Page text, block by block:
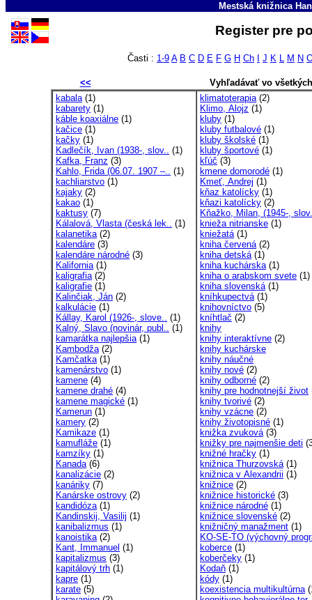
Mestská knižnica
Register pre
Časti : 1-9 A B C D E F G H Ch J K L M N
<<
Vyhľadávať vo
kabala(1)
kabarety (1)
káble koaxiálne (1)
kačice (1)
kačky (1)
Kadlečík, Ivan (1938-, slov.. (1)
Kafka, Franz (3)
Kahlo, Frida (06.07. 1907 –.. (1)
kachliarstvo (1)
kajaky (2)
kakao (1)
kaktusy (7)
Kálalová, Vlasta (česká lek.. (1)
kalanetika(2)
kalendáre (3)
kalendáre národné (3)
Kalifornia(1)
kaligrafia(2)
kaligrafie (1)
Kalinčiak, Ján (2)
kalkulácie (1)
Kállay, Karol (1926-, slove.. (1)
Kalný, Slavo (novinár, publ.. (1)
kamarátka najlepšia(1)
Kambodža(2)
Kamčatka(1)
kamenárstvo (1)
kamene (4)
kamene drahé (4)
kamene magické (1)
Kamerun (1)
kamery (2)
Kamikaze (1)
kamufláže (1)
kamzíky (1)
Kanada(6)
kanalizácie (2)
kanáriky (7)
Kanárske ostrovy (2)
kandidóza(1)
Kandinskij, Vasilij (1)
kanibalizmus (1)
kanoistika(2)
Kant, Immanuel (1)
kapitalizmus (3)
kapitálový trh (1)
kapre (1)
karate (5)
klimatoterapia(2)
Klimo, Alojz (1)
kluby (1)
kluby futbalové (1)
kluby školské (1)
kluby športové (1)
kľúč (3)
kmene domorodé (1)
Kmeť, Andrej (1)
kňaz katolícky (1)
kňazi katolícky (2)
Kňažko, Milan, (1945-,
knieža nitrianske (1)
kniežatá(1)
kniha červená(2)
kniha detská(1)
kniha kuchárska(1)
kniha o arabskom svete (1)
kniha slovenská(1)
kníhkupectvá(1)
knihovníctvo (5)
kníhtlač (2)
knihy
knihy interaktívne (2)
knihy kuchárske
knihy náučné
knihy nové (2)
knihy odborné (2)
knihy pre hodnotnejší život
knihy tvorivé (2)
knihy vzácne (2)
knihy životopisné (1)
knižka zvuková(3)
knižky pre najmenšie deti
knižné hračky (1)
knižnica Thurzovská(1)
knižnica v Alexandrii (1)
knižnice (2)
knižnice historické (3)
knižnice národné (1)
knižnice slovenské (2)
knižničný manažment (1)
KO-SE-TO (výchovný
koberce (1)
koberčeky (1)
Kodaň (1)
kódy (1)
koexistencia multikultúrna